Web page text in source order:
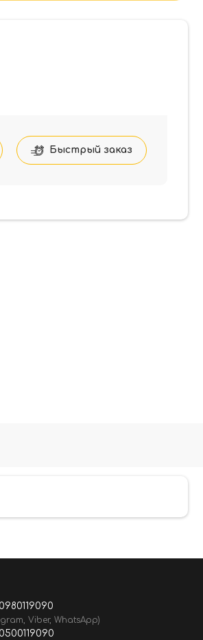
Быстрый заказ
Viber, WhatsApp)